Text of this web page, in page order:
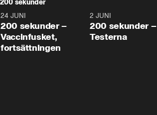
200 sekunder
5:00
24 JUNI
200 sekunder –
Vaccinfusket,
fortsättningen
2 JUNI
200 sekunder –
Testerna